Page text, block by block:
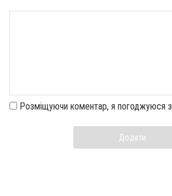
Розміщуючи коментар, я погоджуюся з
Додати